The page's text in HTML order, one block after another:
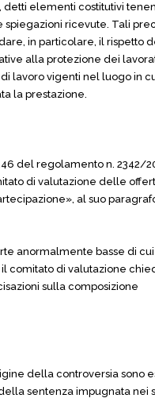
detti elementi costitutivi
spiegazioni ricevute. Tali
in particolare, il rispetto
alla protezione dei
lavoro vigenti nel luogo in
la prestazione.
del regolamento n. 2342/
di valutazione delle
al suo
anormalmente basse di cui
il comitato di valutazione
sulla composizione
della controversia sono
sentenza impugnata nei